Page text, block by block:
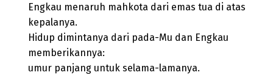
Engkau menaruh mahkota dari emas tua di atas
kepalanya.
Hidup dimintanya dari pada-Mu dan Engkau
memberikannya:
umur panjang untuk selama-lamanya.